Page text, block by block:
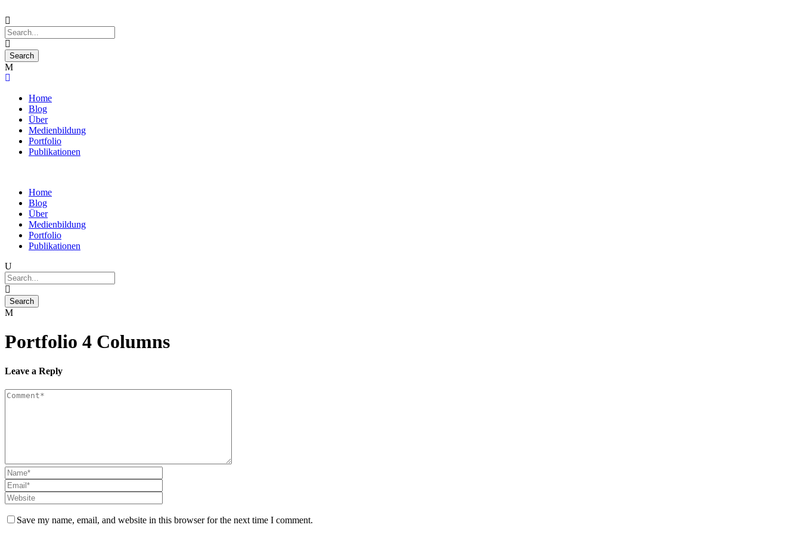
Home
Blog
Über
Medienbildung
Portfolio
Publikationen
Home
Blog
Über
Medienbildung
Portfolio
Publikationen
Portfolio 4 Columns
Leave a Reply
Save my name, email, and website in this browser for the next time I comment.